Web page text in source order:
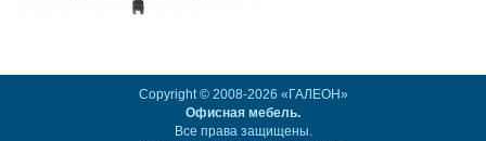
Copyright © 2008-2026 «ГАЛЕОН»
Офисная мебель.
Все права защищены.